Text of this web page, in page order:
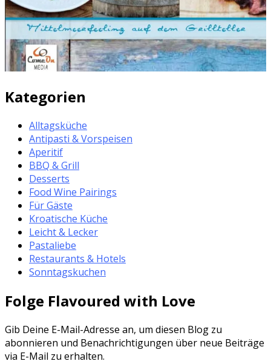
Kategorien
Alltagsküche
Antipasti & Vorspeisen
Aperitif
BBQ & Grill
Desserts
Food Wine Pairings
Für Gäste
Kroatische Küche
Leicht & Lecker
Pastaliebe
Restaurants & Hotels
Sonntagskuchen
Folge Flavoured with Love
Gib Deine E-Mail-Adresse an, um diesen Blog zu
abonnieren und Benachrichtigungen über neue Beiträge
via E-Mail zu erhalten.